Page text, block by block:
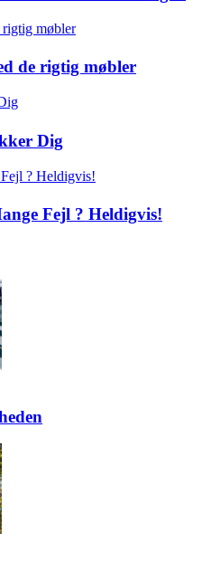
de rigtig møbler
Dig
Fejl ? Heldigvis!